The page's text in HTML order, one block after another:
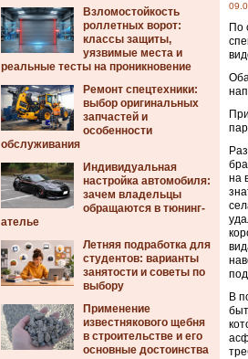
Взломостойкость
роллетных ворот:
классы защиты,
уязвимые места и
реальные тесты на проникновение
Ремонт спецтехники:
выбор оригинальных
запчастей и
особенности
обслуживания
Индивидуальная
настройка автомобиля:
зачем владельцы
обращаются в тюнинг-
ателье
Летняя подработка для
студентов: варианты
занятости и советы по
выбору
Применение
известнякового щебня
в строительстве и его
основные достоинства
По
на
В